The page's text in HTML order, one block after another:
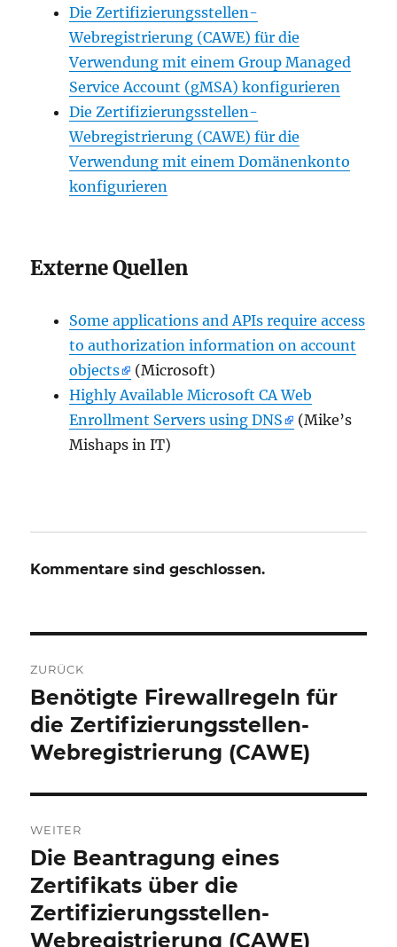
Die Zertifizierungsstellen-
Webregistrierung (CAWE) für die
Verwendung mit einem Group Managed
Service Account (gMSA) konfigurieren
Die Zertifizierungsstellen-
Webregistrierung (CAWE) für die
Verwendung mit einem Domänenkonto
konfigurieren
Externe Quellen
Some applications and APIs require access
to authorization information on account
objects
(Microsoft)
Highly Available Microsoft CA Web
Enrollment Servers using DNS
(Mike’s
Mishaps in IT)
Kommentare sind geschlossen.
Navigation
ZURÜCK
Vorheriger
Beitrag:
Benötigte Firewallregeln für
die Zertifizierungsstellen-
Webregistrierung (CAWE)
WEITER
Nächster
Beitrag:
Die Beantragung eines
Zertifikats über die
Zertifizierungsstellen-
Webregistrierung (CAWE)